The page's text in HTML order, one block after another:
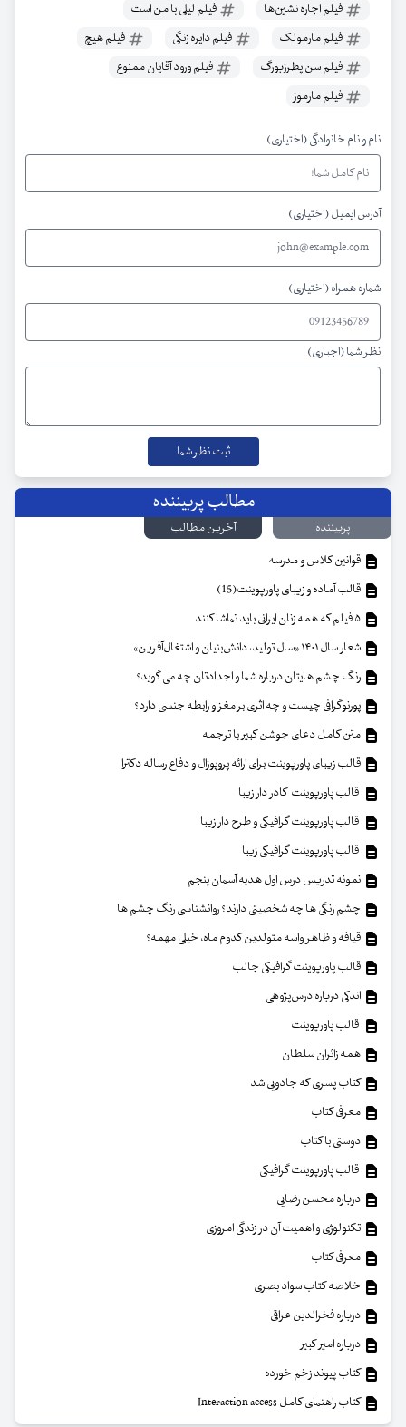
فیلم اجاره نشین‌ها
فیلم لیلی با من است
فیلم مارمولک
فیلم دایره زنگی
فیلم هیچ
فیلم سن پطرزبورگ
فیلم ورود آقایان ممنوع
فیلم مارموز
نام و نام خانوادگی (اختیاری)
آدرس ایمیل (اختیاری)
شماره همراه (اختیاری)
نظر شما (اجباری)
مطالب پربیننده
پربیننده
آخرین مطالب
قوانین کلاس و مدرسه
قالب آماده و زیبای پاورپوینت(15)
شعار سال ۱۴۰۱ «سال تولید، دانش‌بنیان و اشتغال‌آفرین»
رنگ چشم هایتان درباره شما و اجدادتان چه می گوید؟
پورنوگرافی چیست و چه اثری بر مغز و رابطه جنسی دارد؟
متن کامل دعای جوشن کبیر با ترجمه
قالب زیبای پاورپوینت برای ارائه پروپوزال و دفاع رساله دکترا
قالب پاورپوینت کادر دار زیبا
قالب پاورپوینت گرافیکی و طرح دار زیبا
قالب پاورپوینت گرافیکی زیبا
نمونه تدریس درس اول هدیه آسمان پنجم
چشم رنگی ها چه شخصیتی دارند؟ روانشناسی رنگ چشم ها
قیافه و ظاهر واسه متولدین کدوم ماه، خیلی مهمه؟
قالب پاورپوینت گرافیکی جالب
اندکی درباره درس‌پژوهی
قالب پاورپوینت
همه زائران سلطان
کتاب پسری که جادویی شد
معرفی کتاب
دوستی با کتاب
قالب پاورپوینت گرافیکی
درباره محسن رضایی
تکنولوژی و اهمیت آن در زندگی امروزی
معرفی کتاب
خلاصه کتاب سواد بصری
درباره فخرالدین عراقی
درباره امیر کبیر
کتاب پیوند زخم خورده
کتاب راهنمای کامل Interaction access